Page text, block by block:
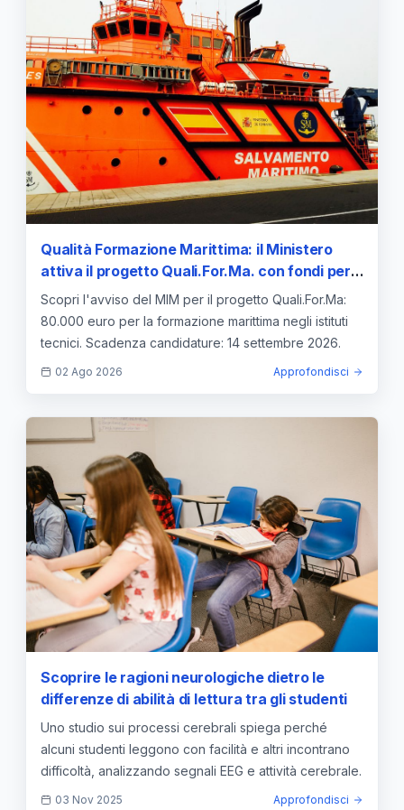
Qualità Formazione Marittima: il Ministero
attiva il progetto Quali.For.Ma. con fondi per
gli istituti tecnici
Scopri l'avviso del MIM per il progetto Quali.For.Ma:
80.000 euro per la formazione marittima negli istituti
tecnici. Scadenza candidature: 14 settembre 2026.
02 Ago 2026 Approfondisci
Scoprire le ragioni neurologiche dietro le
differenze di abilità di lettura tra gli studenti
Uno studio sui processi cerebrali spiega perché
alcuni studenti leggono con facilità e altri incontrano
difficoltà, analizzando segnali EEG e attività cerebrale.
03 Nov 2025 Approfondisci